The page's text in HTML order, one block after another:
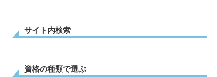
サイト内検索
資格の種類で選ぶ